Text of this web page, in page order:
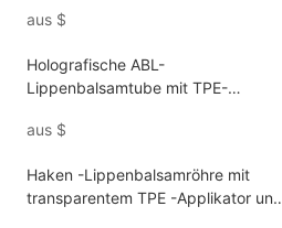
aus $
Holografische ABL-
Lippenbalsamtube mit TPE-
aus $
Haken -Lippenbalsamröhre mit
transparentem TPE -Applikator und